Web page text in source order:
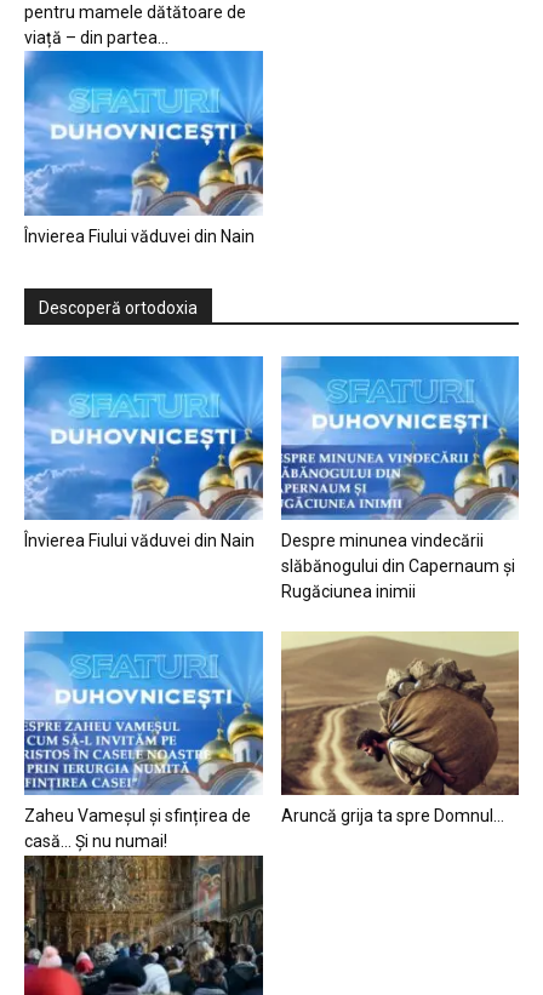
pentru mamele dătătoare de
viață – din partea...
Învierea Fiului văduvei din Nain
Descoperă ortodoxia
Învierea Fiului văduvei din Nain
Despre minunea vindecării
slăbănogului din Capernaum și
Rugăciunea inimii
Zaheu Vameșul și sfințirea de
casă… Și nu numai!
Aruncă grija ta spre Domnul…